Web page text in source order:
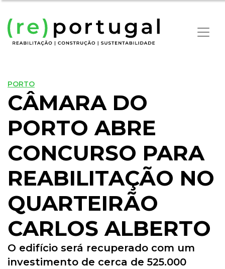
PORTO
CÂMARA DO
PORTO ABRE
CONCURSO PARA
REABILITAÇÃO NO
QUARTEIRÃO
CARLOS ALBERTO
O edifício será recuperado com um
investimento de cerca de 525.000